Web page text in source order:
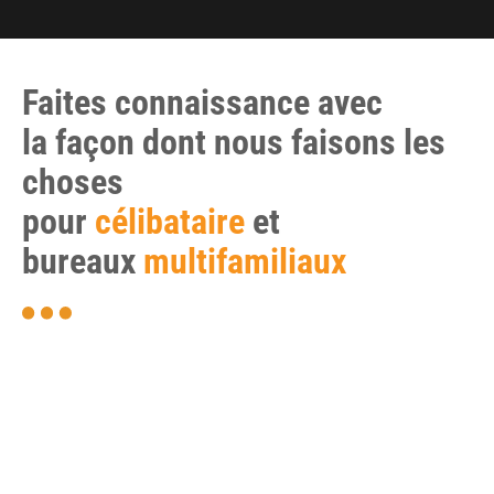
Faites connaissance avec
la façon dont nous faisons les
choses
pour célibataire et
bureaux multifamiliaux